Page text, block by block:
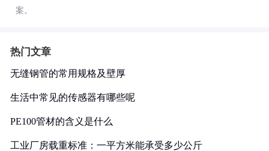
案。
热门文章
无缝钢管的常用规格及壁厚
生活中常见的传感器有哪些呢
PE100管材的含义是什么
工业厂房载重标准：一平方米能承受多少公斤